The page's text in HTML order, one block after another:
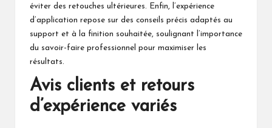
éviter des retouches ultérieures. Enfin, l’expérience
d’application repose sur des conseils précis adaptés au
support et à la finition souhaitée, soulignant l’importance
du savoir-faire professionnel pour maximiser les
résultats.
Avis clients et retours
d’expérience variés